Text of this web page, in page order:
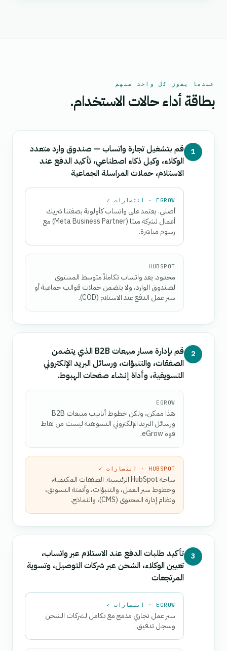
عندما يفوز كل واحد منهم
بطاقة أداء حالات الاستخدام.
1
قم بتشغيل تجارة واتساب — صندوق وارد متعدد
الوكلاء، وكيل ذكاء اصطناعي، تأكيد الدفع عند
الاستلام، حملات المراسلة الجماعية
EGROW · انتصارات ✓
أصلي. يعتمد على واتساب كأولوية بصفتنا شريك
أعمال لشركة ميتا (Meta Business Partner) مع
رسوم مباشرة.
HUBSPOT
محدود. يعد واتساب تكاملاً متوسط المستوى
لصندوق الوارد، ولا يتضمن حملات قوالب جماعية أو
سير عمل الدفع عند الاستلام (COD).
2
قم بإدارة مسار مبيعات B2B الذي يتضمن
الصفقات، والتنبؤات، ورسائل البريد الإلكتروني
التسويقية، وأداة إنشاء صفحات الهبوط.
EGROW
هذا ممكن، ولكن خطوط أنابيب مبيعات B2B
ورسائل البريد الإلكتروني التسويقية ليست من نقاط
قوة eGrow.
HUBSPOT · انتصارات ✓
ساحة HubSpot الرئيسية. الصفقات المكتملة،
وخطوط سير العمل، والتنبؤات، وأتمتة التسويق،
ونظام إدارة المحتوى (CMS)، والنماذج.
3
تأكيد طلبات الدفع عند الاستلام عبر واتساب،
تعيين الوكلاء، الشحن عبر شركات التوصيل، وتسوية
المرتجعات
EGROW · انتصارات ✓
سير عمل تجاري مدمج مع تكامل لشركات الشحن
وسجل تدقيق.